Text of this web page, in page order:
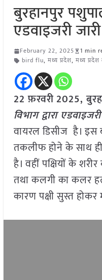
बुरहानपुर
एडवाइजरी जारी
February 22, 2025
1 min
bird flu, मध्य प्रदेश, मध्य
22 फ़रवरी2025,
विभाग द्वारा
वायरल डिसीज है। इस
तकलीफ होने के साथ
है। वहीं पक्षियों के
तथा कलगी का कलर
कारण पक्षी सुस्त